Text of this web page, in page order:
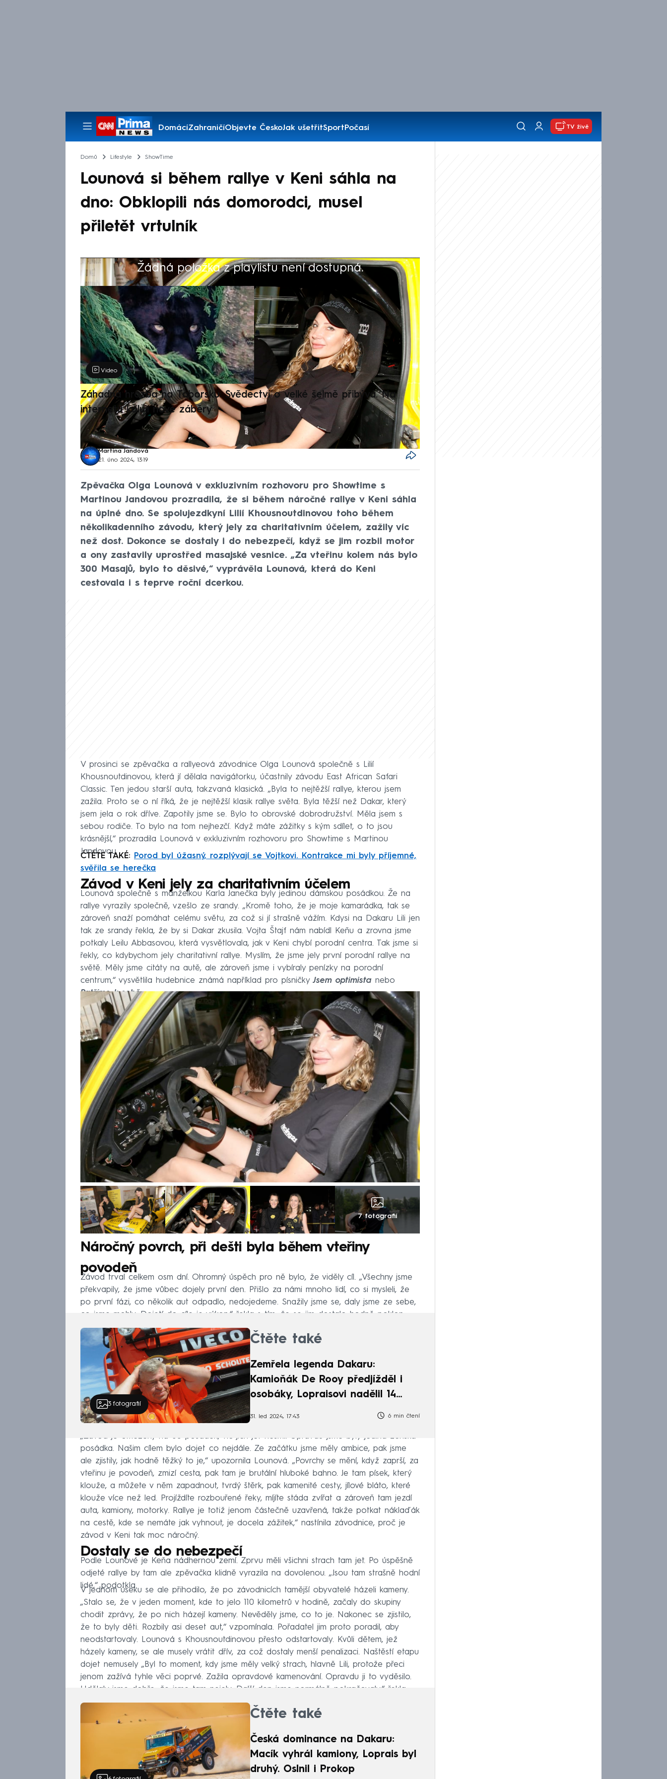
DomácíZahraničíObjevte ČeskoJak ušetřitSportPočasí
Pořady
TV živě
Domů Lifestyle ShowTime
Lounová si během rallye v Keni sáhla na
dno: Obklopili nás domorodci, musel
přiletět vrtulník
Žádná položka z playlistu není dostupná.
Výběr redakce
Video
Záhadná hrozba na Táborsku: Svědectví o velké šelmě přibývá. Na
internetu kolují nové záběry
Martina Jandová
21. úno 2024, 13:19
Zpěvačka Olga Lounová v exkluzivním rozhovoru pro Showtime s
Martinou Jandovou prozradila, že si během náročné rallye v Keni sáhla
na úplné dno. Se spolujezdkyní Lilií Khousnoutdinovou toho během
několikadenního závodu, který jely za charitativním účelem, zažily víc
než dost. Dokonce se dostaly i do nebezpečí, když se jim rozbil motor
a ony zastavily uprostřed masajské vesnice. „Za vteřinu kolem nás bylo
300 Masajů, bylo to děsivé,“ vyprávěla Lounová, která do Keni
cestovala i s teprve roční dcerkou.
V prosinci se zpěvačka a rallyeová závodnice Olga Lounová společně s Lilií
Khousnoutdinovou, která jí dělala navigátorku, účastnily závodu East African Safari
Classic. Ten jedou starší auta, takzvaná klasická. „Byla to nejtěžší rallye, kterou jsem
zažila. Proto se o ní říká, že je nejtěžší klasik rallye světa. Byla těžší než Dakar, který
jsem jela o rok dříve. Zapotily jsme se. Bylo to obrovské dobrodružství. Měla jsem s
sebou rodiče. To bylo na tom nejhezčí. Když máte zážitky s kým sdílet, o to jsou
krásnější,“ prozradila Lounová v exkluzivním rozhovoru pro Showtime s Martinou
Jandovou.
ČTĚTE TAKÉ:
Porod byl úžasný, rozplývají se Vojtkovi. Kontrakce mi byly příjemné,
svěřila se herečka
Závod v Keni jely za charitativním účelem
Lounová společně s manželkou Karla Janečka byly jedinou dámskou posádkou. Že na
rallye vyrazily společně, vzešlo ze srandy. „Kromě toho, že je moje kamarádka, tak se
zároveň snaží pomáhat celému světu, za což si jí strašně vážím. Kdysi na Dakaru Lili jen
tak ze srandy řekla, že by si Dakar zkusila. Vojta Štajf nám nabídl Keňu a zrovna jsme
potkaly Leilu Abbasovou, která vysvětlovala, jak v Keni chybí porodní centra. Tak jsme si
řekly, co kdybychom jely charitativní rallye. Myslím, že jsme jely první porodní rallye na
světě. Měly jsme citáty na autě, ale zároveň jsme i vybíraly penízky na porodní
centrum,“ vysvětlila hudebnice známá například pro písničkyJsem optimista nebo
Patříme k sobě.
7 fotografií
Náročný povrch, při dešti byla během vteřiny
povodeň
Závod trval celkem osm dní. Ohromný úspěch pro ně bylo, že viděly cíl. „Všechny jsme
překvapily, že jsme vůbec dojely první den. Přišlo za námi mnoho lidí, co si mysleli, že
po první fázi, co několik aut odpadlo, nedojedeme. Snažily jsme se, daly jsme ze sebe,
co jsme mohly. Dojetí do cíle je výkon,“ řekla s tím, že se jim dostalo hodně poklon.
3 fotografií
Čtěte také
Zemřela legenda Dakaru:
Kamioňák De Rooy předjížděl i
osobáky, Lopraisovi nadělil 14
31. led 2024, 17:43 6 min čtení
„Závod je omezený na 65 posádek, víc jich jet nesmí. Opravdu jsme byly jediná ženská
posádka. Našim cílem bylo dojet co nejdále. Ze začátku jsme měly ambice, pak jsme
ale zjistily, jak hodně těžký to je,“ upozornila Lounová. „Povrchy se mění, když zaprší, za
vteřinu je povodeň, zmizí cesta, pak tam je brutální hluboké bahno. Je tam písek, který
klouže, a můžete v něm zapadnout, tvrdý štěrk, pak kamenité cesty, jílové bláto, které
klouže více než led. Projíždíte rozbouřené řeky, míjíte stáda zvířat a zároveň tam jezdí
auta, kamiony, motorky. Rallye je totiž jenom částečně uzavřená, takže potkat náklaďák
na cestě, kde se nemáte jak vyhnout, je docela zážitek,“ nastínila závodnice, proč je
závod v Keni tak moc náročný.
Dostaly se do nebezpečí
Podle Lounové je Keňa nádhernou zemí. Zprvu měli všichni strach tam jet. Po úspěšně
odjeté rallye by tam ale zpěvačka klidně vyrazila na dovolenou. „Jsou tam strašně hodní
lidé,“ podotkla.
V jednom úseku se ale přihodilo, že po závodnicích tamější obyvatelé házeli kameny.
„Stalo se, že v jeden moment, kde to jelo 110 kilometrů v hodině, začaly do skupiny
chodit zprávy, že po nich házejí kameny. Nevěděly jsme, co to je. Nakonec se zjistilo,
že to byly děti. Rozbily asi deset aut,“ vzpomínala. Pořadatel jim proto poradil, aby
neodstartovaly. Lounová s Khousnoutdinovou přesto odstartovaly. Kvůli dětem, jež
házely kameny, se ale musely vrátit dřív, za což dostaly menší penalizaci. Naštěstí etapu
dojet nemusely „Byl to moment, kdy jsme měly velký strach, hlavně Lili, protože přeci
jenom zažívá tyhle věci poprvé. Zažila opravdové kamenování. Opravdu ji to vyděsilo.
Udělaly jsme dobře, že jsme tam nejely. Další den jsme normálně pokračovaly,“ řekla.
Čtěte také
Česká dominance na Dakaru:
Macík vyhrál kamiony, Loprais byl
druhý. Oslnil i Prokop